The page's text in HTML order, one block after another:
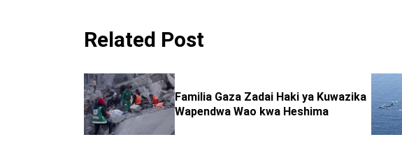
Related Post
Familia Gaza Zadai Haki ya Kuwazika
Wapendwa Wao kwa Heshima